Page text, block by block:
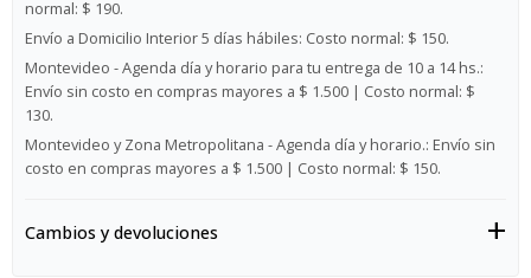
normal: $ 190.
Envío a Domicilio Interior 5 días hábiles: Costo normal: $ 150.
Montevideo - Agenda día y horario para tu entrega de 10 a 14 hs.:
Envío sin costo en compras mayores a $ 1.500 | Costo normal: $
130.
Montevideo y Zona Metropolitana - Agenda día y horario.: Envío sin
costo en compras mayores a $ 1.500 | Costo normal: $ 150.
Cambios y devoluciones